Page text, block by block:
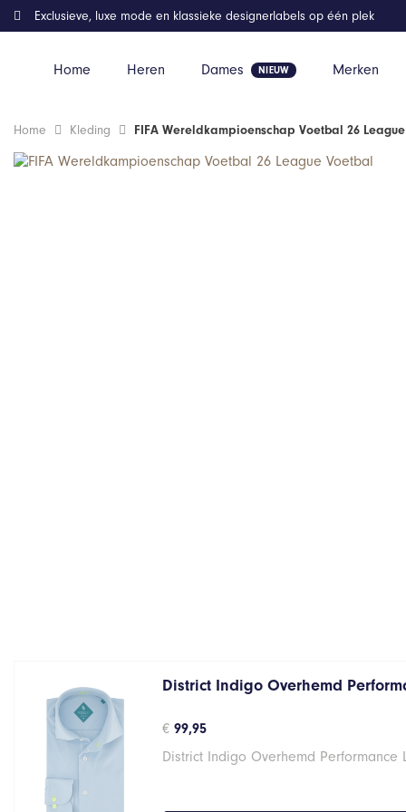
Home Heren Dames Merken
Exclusieve, luxe mode en klassieke designerlabels op één plek
Home Kleding FIFA Wereldkampioenschap Voetbal 26
District Indigo Overhemd
€ 99,95
District Indigo Overhemd Performance